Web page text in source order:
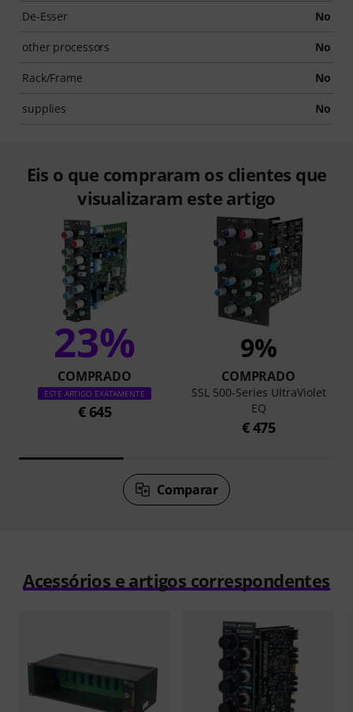
De-Esser No
other processors No
Rack/Frame No
supplies No
Eis o que compraram os clientes que
visualizaram este artigo
23%
COMPRADO
ESTE ARTIGO EXATAMENTE
€ 645
9%
COMPRADO
SSL 500-Series UltraViolet
EQ
€ 475
Comparar
Acessórios e artigos correspondentes